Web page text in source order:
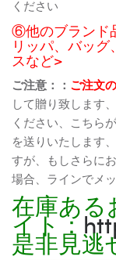
ください
⑥他のブランド
リッパ、バッ
スなど>
ご注意：： ご注文
して贈り致します
ください、こちら
を送りいたします
すが、もしさらに
場合、ラインでメ
在庫ある
イト：
是非見逃